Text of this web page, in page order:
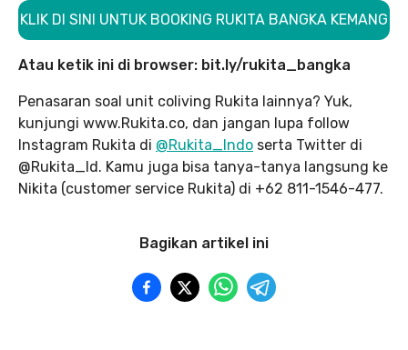
KLIK DI SINI UNTUK BOOKING RUKITA BANGKA KEMANG
Atau ketik ini di browser: bit.ly/rukita_bangka
Penasaran soal unit coliving Rukita lainnya? Yuk,
kunjungi www.Rukita.co, dan jangan lupa follow
Instagram Rukita di @Rukita_Indo serta Twitter di
@Rukita_Id. Kamu juga bisa tanya-tanya langsung ke
Nikita (customer service Rukita) di +62 811-1546-477.
Bagikan artikel ini